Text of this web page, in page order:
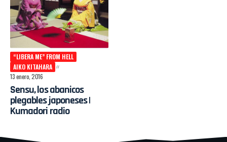
“LIBERA ME” FROM HELL
AIKO KITAHARA
13 enero, 2016
Sensu, los abanicos
plegables japoneses |
Kumadori radio